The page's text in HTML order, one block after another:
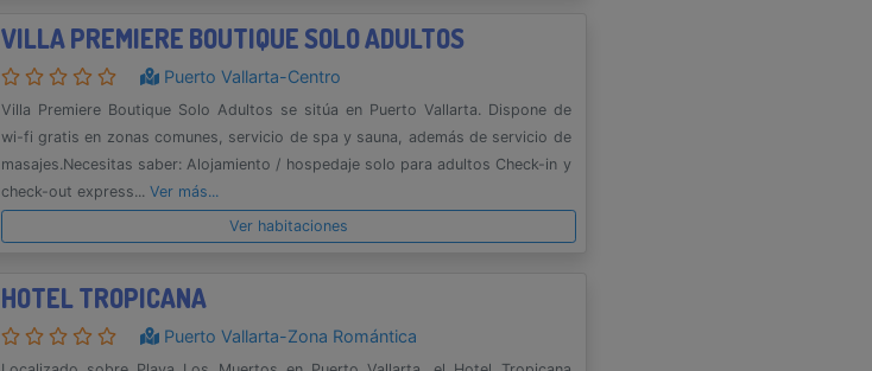
VILLA PREMIERE BOUTIQUE SOLO ADULTOS
Puerto Vallarta-Centro
Villa Premiere Boutique Solo Adultos se sitúa en Puerto Vallarta. Dispone de
wi-fi gratis en zonas comunes, servicio de spa y sauna, además de servicio de
masajes.Necesitas saber: Alojamiento / hospedaje solo para adultos Check-in y
check-out express... Ver más...
Ver habitaciones
HOTEL TROPICANA
Puerto Vallarta-Zona Romántica